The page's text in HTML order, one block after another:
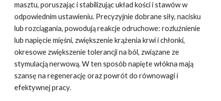
masztu, poruszając i stabilizując układ kości i stawów w
odpowiednim ustawieniu. Precyzyjnie dobrane siły, nacisku
lub rozciągania, powodują reakcje odruchowe: rozluźnienie
lub napięcie mięśni, zwiększenie krążenia krwi i chłonki,
okresowe zwiększenie tolerancji na ból, związane ze
stymulacją nerwową. W ten sposób napięte włókna mają
szansę na regenerację oraz powrót do równowagi i
efektywnej pracy.